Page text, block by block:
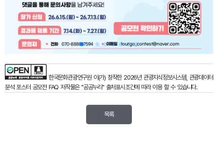
한국문화관광연구원 이(가) 창작한 2026년 관광지식정보시스템, 관광데이터
분석 포스터 공모전 FAQ 저작물은 "공공누리" 출처표시 조건에 따라 이용 할 수 있습니다.
목록